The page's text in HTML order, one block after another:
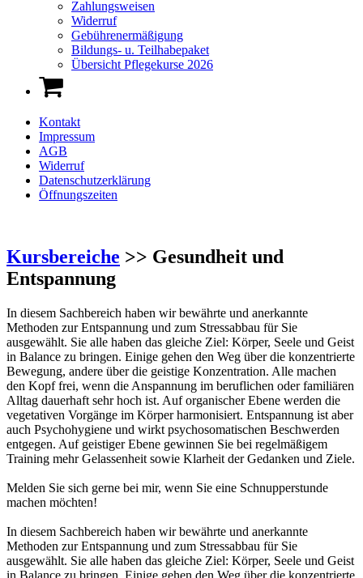
Zahlungsweisen
Widerruf
Gebührenermäßigung
Bildungs- u. Teilhabepaket
Übersicht Pflegekurse 2026
Kontakt
Impressum
AGB
Widerruf
Datenschutzerklärung
Öffnungszeiten
Kursbereiche >> Gesundheit und
Entspannung
In diesem Sachbereich haben wir bewährte und anerkannte
Methoden zur Entspannung und zum Stressabbau für Sie
ausgewählt. Sie alle haben das gleiche Ziel: Körper, Seele und Geist
in Balance zu bringen. Einige gehen den Weg über die konzentrierte
Bewegung, andere über die geistige Konzentration. Alle machen
den Kopf frei, wenn die Anspannung im beruflichen oder familiären
Alltag dauerhaft sehr hoch ist. Auf organischer Ebene werden die
vegetativen Vorgänge im Körper harmonisiert. Entspannung ist aber
auch Psychohygiene und wirkt psychosomatischen Beschwerden
entgegen. Auf geistiger Ebene gewinnen Sie bei regelmäßigem
Training mehr Gelassenheit sowie Klarheit der Gedanken und Ziele.
Melden Sie sich gerne bei mir, wenn Sie eine Schnupperstunde
machen möchten!
In diesem Sachbereich haben wir bewährte und anerkannte
Methoden zur Entspannung und zum Stressabbau für Sie
ausgewählt. Sie alle haben das gleiche Ziel: Körper, Seele und Geist
in Balance zu bringen. Einige gehen den Weg über die konzentrierte